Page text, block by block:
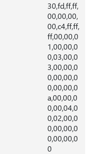
30,fd,ff,ff,
00,00,00,
00,c4,ff,ff,
ff,00,00,0
1,00,00,0
0,03,00,0
3,00,00,0
0,00,00,0
0,00,00,0
a,00,00,0
0,00,04,0
0,02,00,0
0,00,00,0
0,00,00,0
0